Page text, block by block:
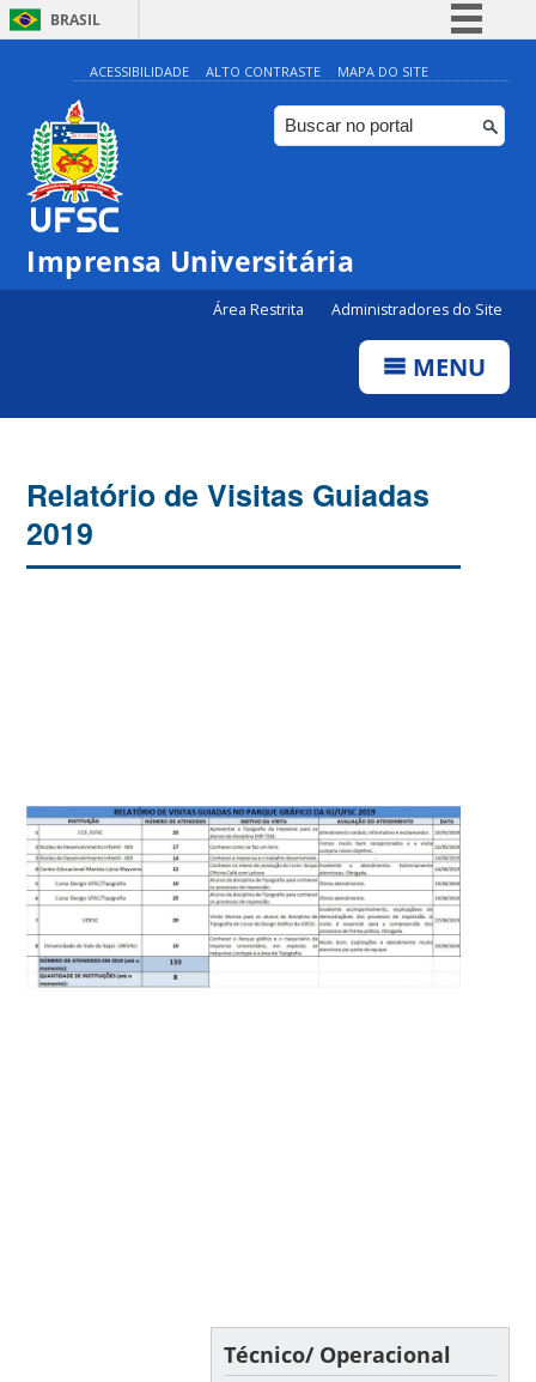
BRASIL
Simplifique!
Comunica BR
Participe
ACESSIBILIDADE ALTO CONTRASTE MAPA DO SITE
Imprensa Universitária
Área Restrita Administradores do Site
MENU
Relatório de Visitas Guiadas
2019
Técnico/ Operacional